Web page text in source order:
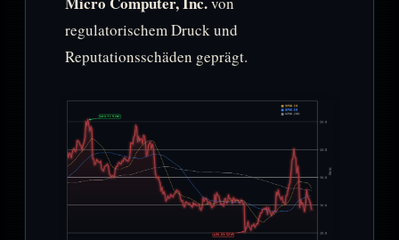
regulatorischem Druck und
Reputationsschäden geprägt.